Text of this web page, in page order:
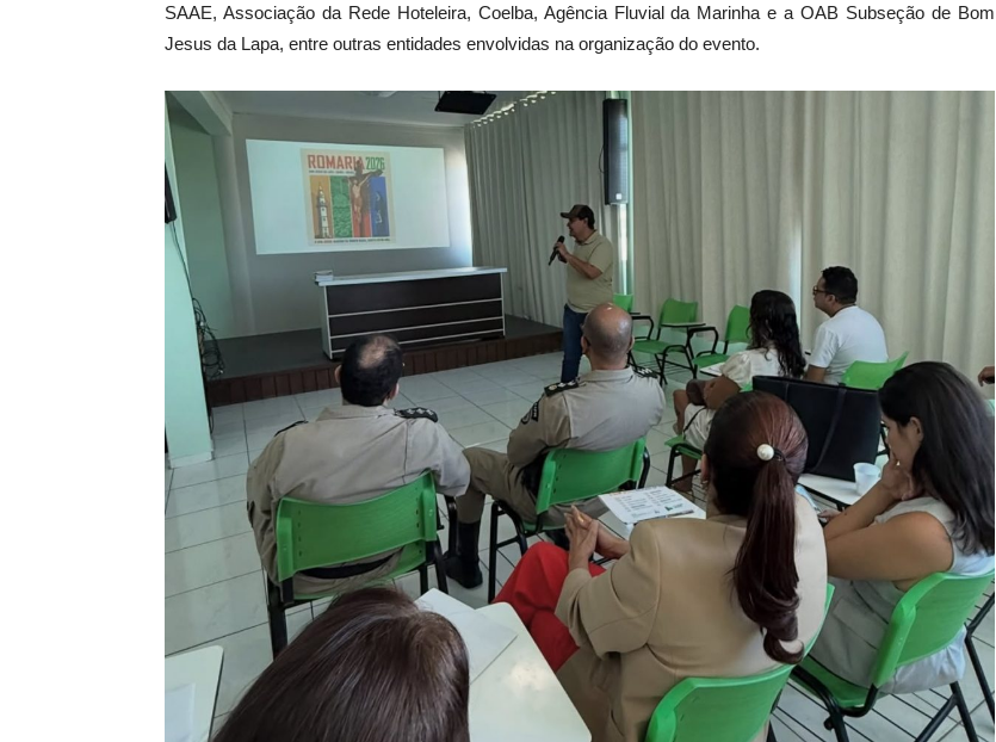
SAAE, Associação da Rede Hoteleira, Coelba, Agência Fluvial da Marinha e a OAB Subseção de Bom
Jesus da Lapa, entre outras entidades envolvidas na organização do evento.